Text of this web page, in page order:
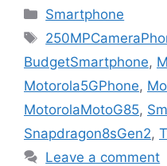
Categories
Smartphone
Tags
BudgetSmartphone,
Motorola5GPhone,
MotorolaMotoG85,
Snapdragon8sGen2,
Leave a comment